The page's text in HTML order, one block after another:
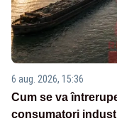
6 aug. 2026, 15:36
Cum se va
consumatori